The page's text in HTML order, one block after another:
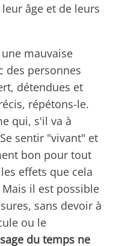
âge et de leurs
mauvaise
des personnes
détendues et
répétons-le.
qui, s'il va à
sentir "vivant" et
bon pour tout
effets que cela
il est possible
sans devoir à
ou le
du temps ne